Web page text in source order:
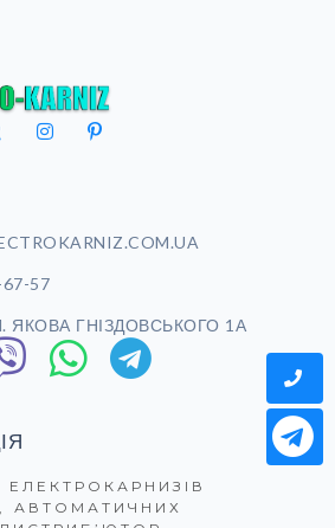
57
ЯКОВА ГНІЗДОВСЬКОГО 1А
АВТОМАТИЧНИХ